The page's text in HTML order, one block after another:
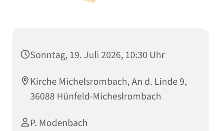
Sonntag, 19. Juli 2026, 10:30 Uhr
Kirche Michelsrombach, An d. Linde 9,
36088 Hünfeld-Micheslrombach
P. Modenbach